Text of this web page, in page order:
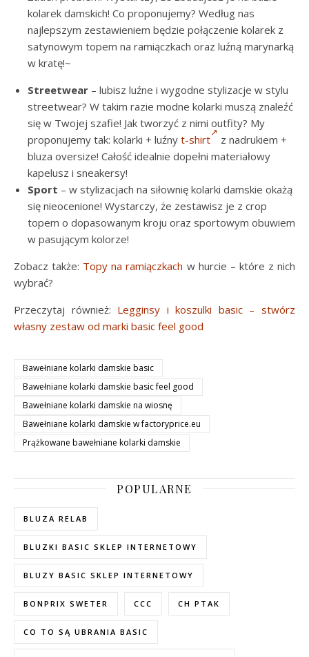
kolarek damskich! Co proponujemy? Według nas
najlepszym zestawieniem będzie połączenie kolarek z
satynowym topem na ramiączkach oraz luźną marynarką
w kratę!~
Streetwear – lubisz luźne i wygodne stylizacje w stylu
streetwear? W takim razie modne kolarki muszą znaleźć
się w Twojej szafie! Jak tworzyć z nimi outfity? My
proponujemy tak: kolarki + luźny t-shirt
z nadrukiem +
bluza oversize! Całość idealnie dopełni materiałowy
kapelusz i sneakersy!
Sport – w stylizacjach na siłownię kolarki damskie okażą
się nieocenione! Wystarczy, że zestawisz je z crop
topem o dopasowanym kroju oraz sportowym obuwiem
w pasującym kolorze!
Zobacz także: Topy na ramiączkach w hurcie – które z nich
wybrać?
Przeczytaj również: Legginsy i koszulki basic – stwórz
własny zestaw od marki basic feel good
Bawełniane kolarki damskie basic
Bawełniane kolarki damskie basic feel good
Bawełniane kolarki damskie na wiosnę
Bawełniane kolarki damskie w factoryprice.eu
Prążkowane bawełniane kolarki damskie
POPULARNE
BLUZA RELAB
BLUZKI BASIC SKLEP INTERNETOWY
BLUZY BASIC SKLEP INTERNETOWY
BONPRIX SWETER CCC CH PTAK
CO TO SĄ UBRANIA BASIC